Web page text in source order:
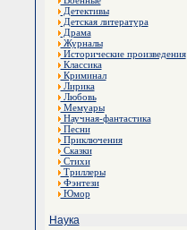
Детективы
Детская литература
Драма
Журналы
Исторические произведения
Классика
Криминал
Лирика
Любовь
Мемуары
Научная-фантастика
Песни
Приключения
Сказки
Стихи
Триллеры
Фэнтези
Юмор
Наука